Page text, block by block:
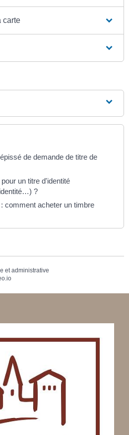
carte
de demande de titre de
un titre d'identité
?
comment acheter un timbre
et administrative